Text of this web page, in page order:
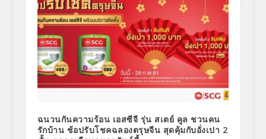
ฉนวนกันความร้อน เอสซีจี รุ่น สเตย์ คูล ชวนคน
รักบ้าน ช้อปรับโชคฉลองตรุษจีน สุดคุ้มกับอั่งเปา 2